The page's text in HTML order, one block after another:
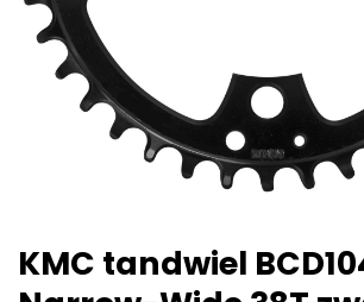
KMC tandwiel